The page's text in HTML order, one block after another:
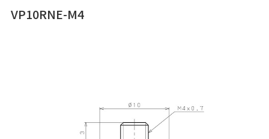
VP10RNE-M4